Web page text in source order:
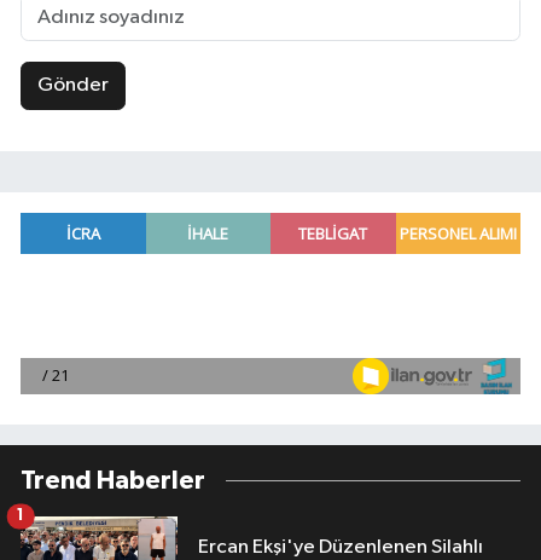
Gönder
Trend Haberler
Ercan Ekşi'ye Düzenlenen Silahlı
1